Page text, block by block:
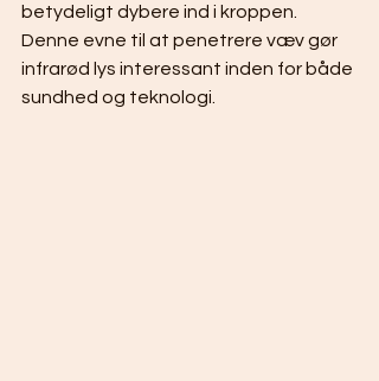
betydeligt dybere ind i kroppen.
Denne evne til at penetrere væv gør
infrarød lys interessant inden for både
sundhed og teknologi.